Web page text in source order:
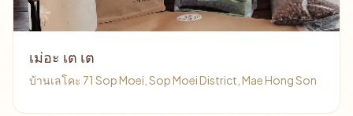
เม่อะ เต เต
บ้านเลโคะ 71 Sop Moei, Sop Moei District, Mae Hong Son